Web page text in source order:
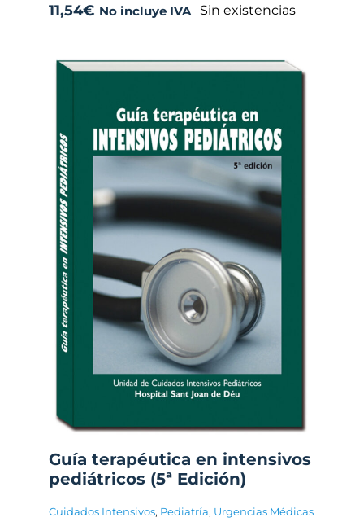
11,54€ No incluye IVA Sin existencias
Guía terapéutica en intensivos
pediátricos (5ª Edición)
Cuidados Intensivos, Pediatría, Urgencias Médicas